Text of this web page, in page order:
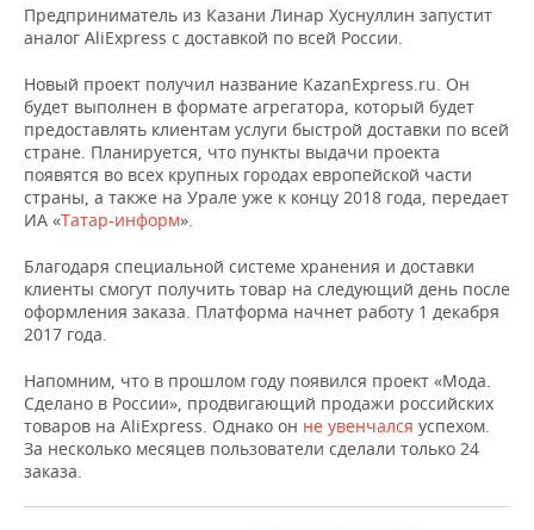
УДМУРТИЯ
НОВОСТИ АНАЛИТИКИ
КОРОЛИ ГОСЗАКАЗА ПФО
ВУЗЫ ТАТАРСТАНА
КОМУ ПРИНАДЛЕЖАТ
ТАТАРСТАНА
ЭКОНОМИКА
ФИНАНСЫ
БАНКИ
БЮДЖЕТ
ИНВЕСТИЦИИ
НОВОСТИ
ПРОМЫШЛЕННОСТИ
АГРОПРОМ
НЕФТЕХИМИЯ
ОПК
ЭНЕРГЕТИКА
НЕДВИЖИМОСТЬ
НОВОСТИ НЕДВИЖИМОСТИ
АВТО
НОВОСТИ АВТО
БИЗНЕС
НОВОСТИ БИЗНЕСА
РОЗНИЧНАЯ ТОРГОВЛЯ
ТРАНСПОРТ
УСЛУГИ
ТЕХНОЛОГИИ
НОВОСТИ ТЕХНОЛОГИЙ
IT
МЕДИА
ТЕЛЕКОММУНИКАЦИИ
МЕРОПРИЯТИЯ
НОВОСТИ МЕРОПРИЯТИЙ
ВЫЕЗДНАЯ РЕДАКЦИЯ
БИЗНЕС-БРАНЧИ
СПОРТ
НОВОСТИ СПОРТА
ФУТБОЛ
ОБЩЕСТВО
НОВОСТИ ОБЩЕСТВА
ФОТОГАЛЕРЕЯ
Предприниматель из Казани Линар Хуснуллин запустит
аналог AliExpress с доставкой по всей России.
Новый проект получил название KazanExpress.ru. Он
будет выполнен в формате агрегатора, который будет
предоставлять клиентам услуги быстрой доставки по всей
стране. Планируется, что пункты выдачи проекта
появятся во всех крупных городах европейской части
страны, а также на Урале уже к концу 2018 года, передает
ИА «Татар-информ».
Благодаря специальной системе хранения и доставки
клиенты смогут получить товар на следующий день после
оформления заказа. Платформа начнет работу 1 декабря
2017 года.
Напомним, что в прошлом году появился проект «Мода.
Сделано в России», продвигающий продажи российских
товаров на AliExpress. Однако он не увенчался успехом.
За несколько месяцев пользователи сделали только 24
заказа.